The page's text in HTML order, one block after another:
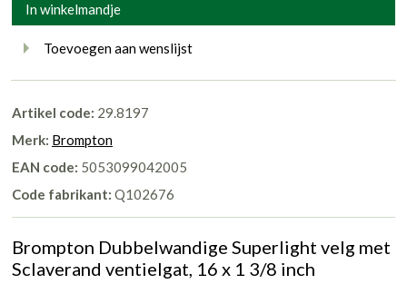
In winkelmandje
Toevoegen aan wenslijst
Artikel code: 29.8197
Merk: Brompton
EAN code: 5053099042005
Code fabrikant: Q102676
Brompton Dubbelwandige Superlight velg met
Sclaverand ventielgat, 16 x 1 3/8 inch